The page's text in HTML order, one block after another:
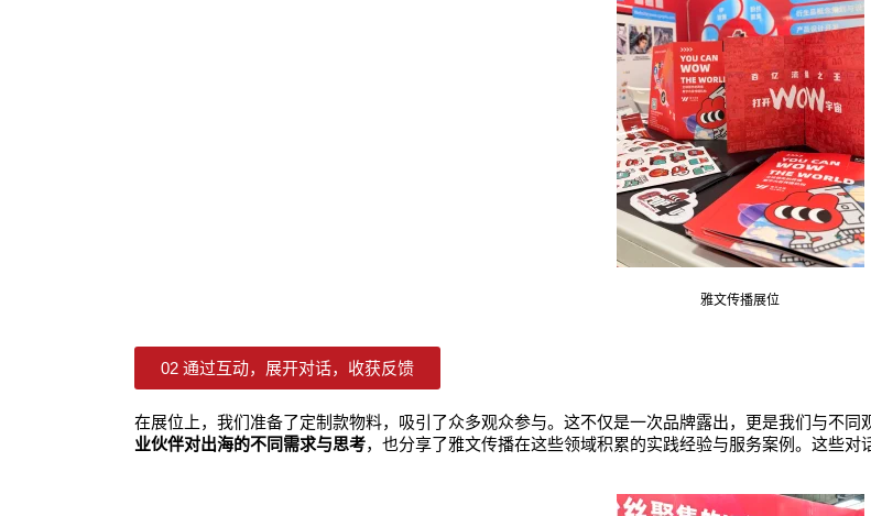
雅文传播展位
02 通过互动，展开对话，收获反馈
在展位上，我们准备了定制款物料，吸引了众多观众参与。这不仅是一次品牌露出，更是我们与不同
业伙伴对出海的不同需求与思考，也分享了雅文传播在这些领域积累的实践经验与服务案例。这些对